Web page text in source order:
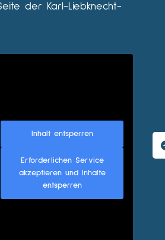
der Karl-Liebknecht-
Inhalt entsperren
Erforderlichen Service
akzeptieren und Inhalte
entsperren